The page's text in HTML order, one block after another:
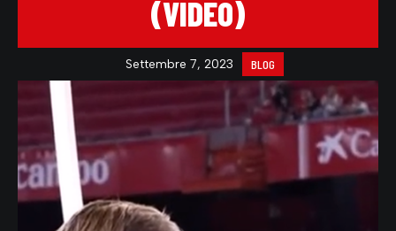
(VIDEO)
Settembre 7, 2023 BLOG